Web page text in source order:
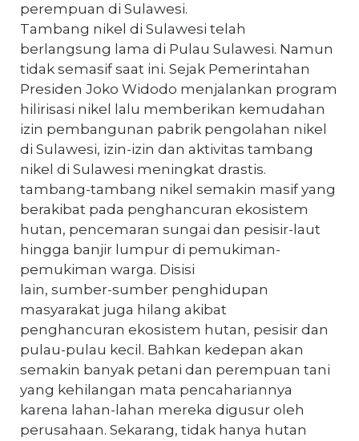
perempuan di Sulawesi.
Tambang nikel di Sulawesi telah
berlangsung lama di Pulau Sulawesi. Namun
tidak semasif saat ini. Sejak Pemerintahan
Presiden Joko Widodo menjalankan program
hilirisasi nikel lalu memberikan kemudahan
izin pembangunan pabrik pengolahan nikel
di Sulawesi, izin-izin dan aktivitas tambang
nikel di Sulawesi meningkat drastis.
tambang-tambang nikel semakin masif yang
berakibat pada penghancuran ekosistem
hutan, pencemaran sungai dan pesisir-laut
hingga banjir lumpur di pemukiman-
pemukiman warga. Disisi
lain, sumber-sumber penghidupan
masyarakat juga hilang akibat
penghancuran ekosistem hutan, pesisir dan
pulau-pulau kecil. Bahkan kedepan akan
semakin banyak petani dan perempuan tani
yang kehilangan mata pencahariannya
karena lahan-lahan mereka digusur oleh
perusahaan. Sekarang, tidak hanya hutan